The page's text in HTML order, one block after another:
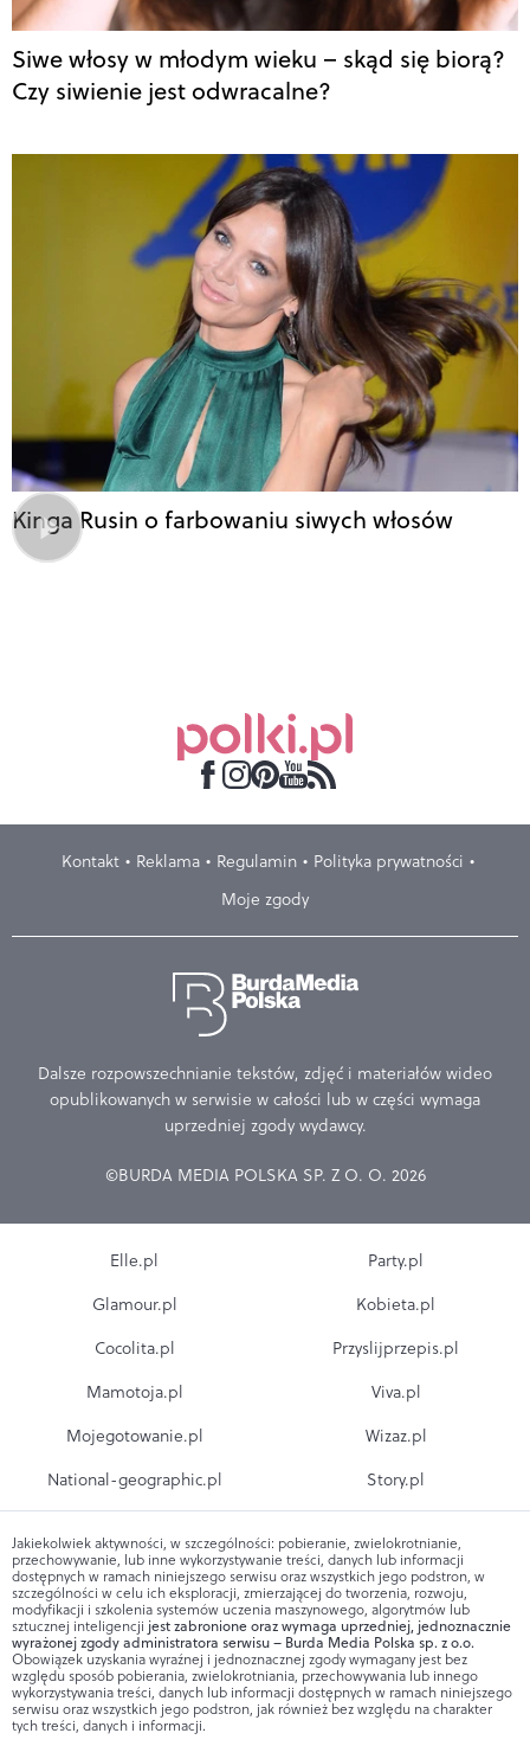
Siwe włosy w młodym wieku – skąd się biorą?
Czy siwienie jest odwracalne?
Kinga Rusin o farbowaniu siwych włosów
Kontakt Reklama Regulamin
Polityka prywatności
Moje zgody
Dalsze rozpowszechnianie tekstów, zdjęć i materiałów wideo
opublikowanych w serwisie w całości lub w części wymaga
uprzedniej zgody wydawcy.
©BURDA MEDIA POLSKA SP. Z O. O. 2026
Elle.pl
Glamour.pl
Cocolita.pl
Mamotoja.pl
Mojegotowanie.pl
National-geographic.pl
Party.pl
Kobieta.pl
Przyslijprzepis.pl
Viva.pl
Wizaz.pl
Story.pl
Jakiekolwiek aktywności, w szczególności: pobieranie, zwielokrotnianie,
przechowywanie, lub inne wykorzystywanie treści, danych lub informacji
dostępnych w ramach niniejszego serwisu oraz wszystkich jego podstron, w
szczególności w celu ich eksploracji, zmierzającej do tworzenia, rozwoju,
modyfikacji i szkolenia systemów uczenia maszynowego, algorytmów lub
sztucznej inteligencji jest zabronione oraz wymaga uprzedniej, jednoznacznie
wyrażonej zgody administratora serwisu – Burda Media Polska sp. z o.o.
Obowiązek uzyskania wyraźnej i jednoznacznej zgody wymagany jest bez
względu sposób pobierania, zwielokrotniania, przechowywania lub innego
wykorzystywania treści, danych lub informacji dostępnych w ramach niniejszego
serwisu oraz wszystkich jego podstron, jak również bez względu na charakter
tych treści, danych i informacji.